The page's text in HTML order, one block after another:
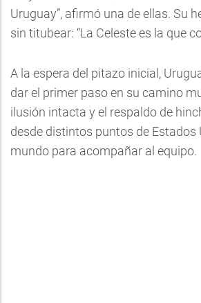
Uruguay”, afirmó una de ellas. Su
sin titubear: “La Celeste es la que
A la espera del pitazo inicial,
dar el primer paso en su camino
ilusión intacta y el respaldo de
desde distintos puntos de Estados
mundo para acompañar al equipo.